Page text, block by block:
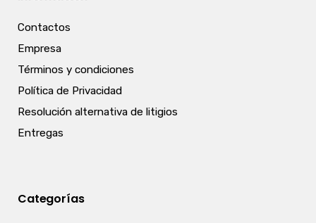
Contactos
Empresa
Términos y condiciones
Política de Privacidad
Resolución alternativa de litigios
Entregas
Categorías